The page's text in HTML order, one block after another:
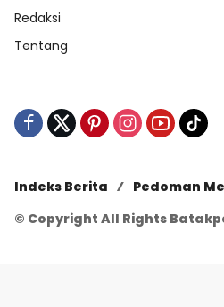
Redaksi
Tentang
Indeks Berita
Pedoman
© Copyright All Rights